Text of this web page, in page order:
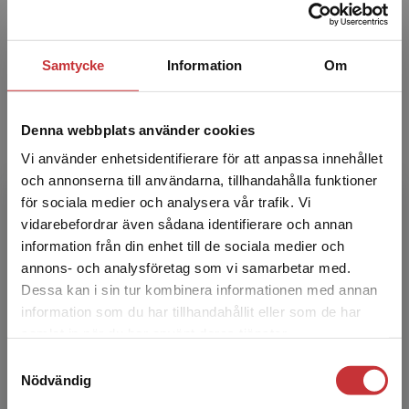
Samtycke Information Om
Denna webbplats använder cookies
Vi använder enhetsidentifierare för att anpassa innehållet
och annonserna till användarna, tillhandahålla funktioner
för sociala medier och analysera vår trafik. Vi
vidarebefordrar även sådana identifierare och annan
information från din enhet till de sociala medier och
annons- och analysföretag som vi samarbetar med.
Dessa kan i sin tur kombinera informationen med annan
information som du har tillhandahållit eller som de har
Nödvändig
Begränsad fraktregion
Det verkar som att du besöker
studentlitteratur.se via en enhet utanför Sverige.
Vi erbjuder inte leveranser utanför Sverige. För
att kunna slutföra ett köp måste
Alastair Henry, fil.dr i ämnesdidaktik och
verksam vid Högskolan Väst. Hans
språkinlärningsmotivation.
Catharine Walker Bergström
Catharine Walker Bergström is a senior
lecturer at University West where she teaches
language, literature, social studies and